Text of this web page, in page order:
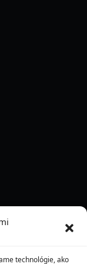
technológie, ako